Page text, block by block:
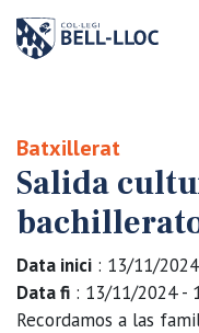
Bell-lloc
Educativo
educativas
Batxillerat
Salida
Data inici : 13/11/
Data fi : 13/11/2024 -
Recordamos a las